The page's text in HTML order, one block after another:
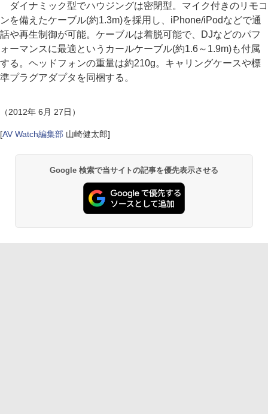
ダイナミック型でハウジングは密閉型。マイク付きのリモコ
ンを備えたケーブル(約1.3m)を採用し、iPhone/iPodなどで通
話や再生制御が可能。ケーブルは着脱可能で、DJなどのパフ
ォーマンスに最適というカールケーブル(約1.6～1.9m)も付属
する。ヘッドフォンの重量は約210g。キャリングケースや標
準プラグアダプタを同梱する。
（2012年 6月 27日）
[AV Watch編集部 山崎健太郎]
Google 検索で当サイトの記事を優先表示させる